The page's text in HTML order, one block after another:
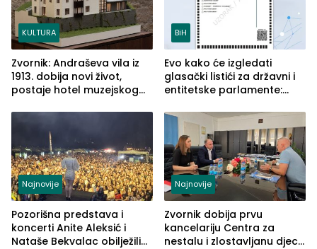
KULTURA
Zvornik: Andraševa vila iz
1913. dobija novi život,
postaje hotel muzejskog
BiH
Evo kako će izgledati
glasački listići za državni i
entitetske parlamente:
vidljive na njima
Najnovije
Pozorišna predstava i
koncerti Anite Aleksić i
Nataše Bekvalac obilježili
Najnovije
Zvornik dobija prvu
kancelariju Centra za
nestalu i zlostavljanu djecu